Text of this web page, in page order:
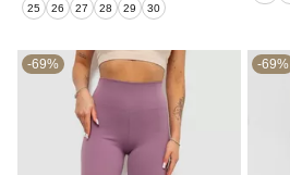
25 26 27 28 29 30
-69% -69%